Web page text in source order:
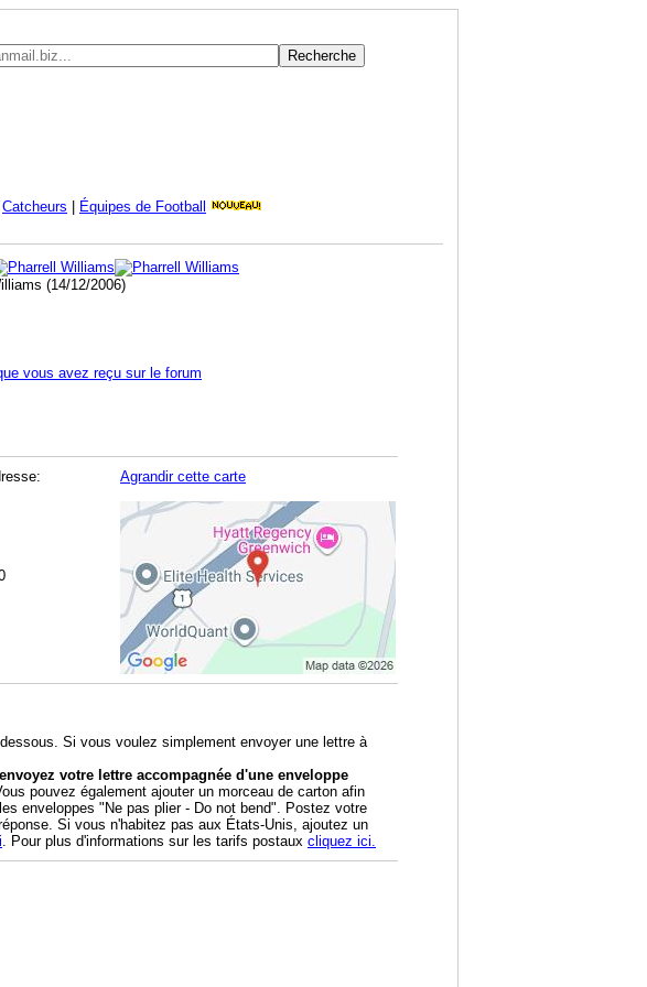
Catcheurs Équipes de Football
(14/12/2006)
vous avez reçu sur le forum
Agrandir cette carte
Si vous voulez simplement envoyer une lettre à
envoyez votre lettre accompagnée d'une enveloppe
pouvez également ajouter un morceau de carton afin
enveloppes "Ne pas plier - Do not bend". Postez votre
Si vous n'habitez pas aux États-Unis, ajoutez un
. Pour plus d'informations sur les tarifs postaux cliquez ici.